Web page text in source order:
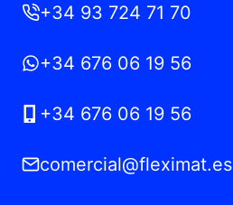
+34 93 724 71 70
+34 676 06 19 56
+34 676 06 19 56
comercial@fleximat.es